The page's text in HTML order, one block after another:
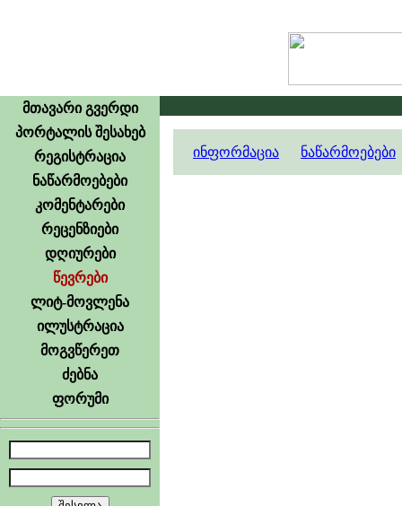
მთავარი გვერდი
პორტალის შესახებ
რეგისტრაცია
ნაწარმოებები
კომენტარები
რეცენზიები
დღიურები
წევრები
ლიტ-მოვლენა
ილუსტრაცია
მოგვწერეთ
ძებნა
ფორუმი
ინფორმაცია ნაწარმოებები